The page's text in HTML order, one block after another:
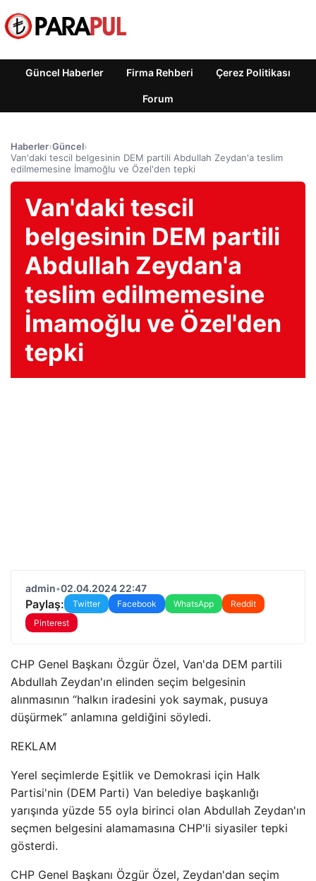
Güncel Haberler Firma Rehberi Çerez Politikası
Forum
Haberler›Güncel›
Van'daki tescil belgesinin DEM partili Abdullah Zeydan'a teslim
edilmemesine İmamoğlu ve Özel'den tepki
Van'daki tescil
belgesinin DEM partili
Abdullah Zeydan'a
teslim edilmemesine
İmamoğlu ve Özel'den
tepki
admin•02.04.2024 22:47
Paylaş: Twitter Facebook WhatsApp
Reddit
Pinterest
CHP Genel Başkanı Özgür Özel, Van'da DEM partili
Abdullah Zeydan'ın elinden seçim belgesinin
alınmasının “halkın iradesini yok saymak, pusuya
düşürmek” anlamına geldiğini söyledi.
REKLAM
Yerel seçimlerde Eşitlik ve Demokrasi için Halk
Partisi'nin (DEM Parti) Van belediye başkanlığı
yarışında yüzde 55 oyla birinci olan Abdullah Zeydan'ın
seçmen belgesini alamamasına CHP'li siyasiler tepki
gösterdi.
CHP Genel Başkanı Özgür Özel, Zeydan'dan seçim